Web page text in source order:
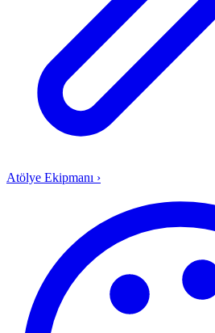
Atölye Ekipmanı ›